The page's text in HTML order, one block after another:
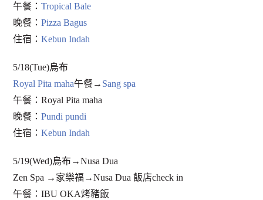
午餐：Tropical Bale
晚餐：Pizza Bagus
住宿：Kebun Indah
5/18(Tue)烏布
Royal Pita maha午餐→ Sang spa
午餐：Royal Pita maha
晚餐：Pundi pundi
住宿：Kebun Indah
5/19(Wed)烏布→Nusa Dua
Zen Spa →家樂福→Nusa Dua 飯店check in
午餐：IBU OKA烤豬飯